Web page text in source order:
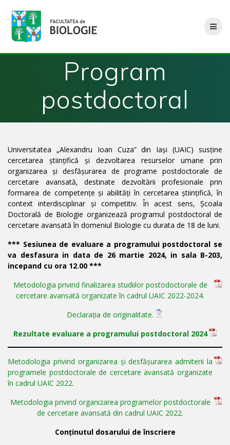
Program
postdoctoral
Universitatea „Alexandru Ioan Cuza” din Iași (UAIC) susține
cercetarea științifică și dezvoltarea resurselor umane prin
organizarea și desfășurarea de programe postdoctorale de
cercetare avansată, destinate dezvoltării profesionale prin
formarea de competențe și abilități în cercetarea științifică, în
context interdisciplinar și competitiv. În acest sens, Școala
Doctorală de Biologie organizează programul postdoctoral de
cercetare avansată în domeniul Biologie cu durata de 18 de luni.
*** Sesiunea de evaluare a programului postdoctoral se
va desfasura in data de 26 martie 2024, in sala B-203,
incepand cu ora 12.00 ***
Metodologia privind finalizarea studiilor postodoctorale de
cercetare avansată organizate în cadrul UAIC 2022-2024.
Declarația de originalitate.
Rezultate evaluare a programului postdoctoral 2024
Metodologia privind organizarea și desfășurarea admiterii la
programele postdoctorale de cercetare avansată organizate
în cadrul UAIC 2022.
Metodologia privind organizarea programelor postdoctorale
de cercetare avansată din cadrul UAIC 2022.
Conţinutul dosarului de înscriere